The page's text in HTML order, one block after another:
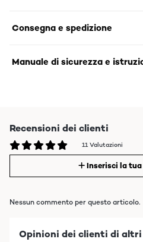
Consegna e spedizione
Manuale di sicurezza e
Recensioni dei clienti
11 Valutazioni
Inserisci la
Nessun commento per questo articolo.
Opinioni dei clienti di altri